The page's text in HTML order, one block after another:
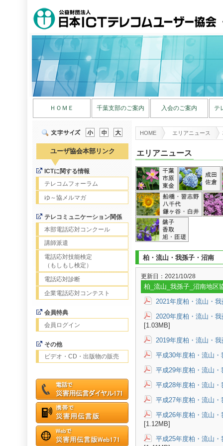
ＨＯＭＥ 千葉支部のご案内 入会のご案内 テ
ユーザ協会本部リンク
ICTに関する情報
テレコムフォーラム
ゆ～協メルマガ
テレコミュニケーション関係
本部電話応対コンクール
講師派遣
電話応対技能検定
（もしもし検定）
電話応対診断
企業電話応対コンテスト
会員特典
会員ログイン
その他
ビデオ・CD・出版物の販売
HOME エリアニュース
エリアニュース
柏・流山・我孫子・沼南
更新日：2021/10/28
柏_流山_我孫子_沼南地区
2021年度柏・流山・
2020年度柏・流山・
[1.03MB]
2019年度柏・流山・
平成30年度柏・流山
平成29年度柏・流山
平成28年度柏・流山
平成27年度柏・流山
平成26年度柏・流山
[1.12MB]
平成25年度柏・流山